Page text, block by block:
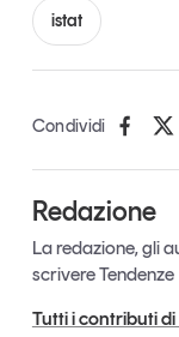
istat
Condividi
Redazione
La redazione, gli
scrivere Tendenze
Tutti i contributi